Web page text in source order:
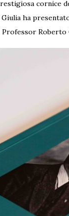
cornice
ha
Professor Roberto